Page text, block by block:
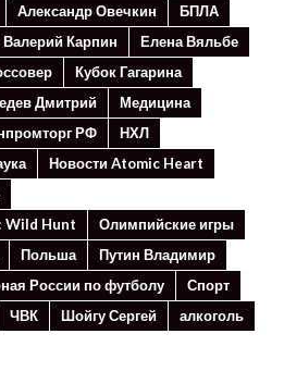
Александр Овечкин
БПЛА
Валерий Карпин
Елена Вяльбе
Кубок Гагарина
Дмитрий
Медицина
РФ
НХЛ
Новости Atomic Heart
Wild Hunt
Олимпийские игры
Польша
Путин Владимир
России по футболу
Спорт
ЧВК Шойгу Сергей
алкоголь